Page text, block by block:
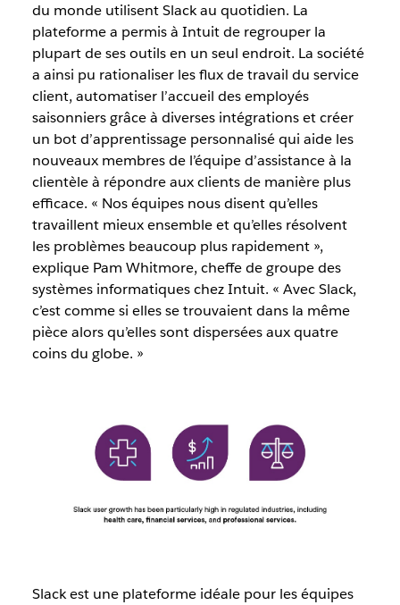
du monde utilisent Slack au quotidien. La
plateforme a permis à Intuit de regrouper la
plupart de ses outils en un seul endroit. La société
a ainsi pu rationaliser les flux de travail du service
client, automatiser l’accueil des employés
saisonniers grâce à diverses intégrations et créer
un bot d’apprentissage personnalisé qui aide les
nouveaux membres de l’équipe d’assistance à la
clientèle à répondre aux clients de manière plus
efficace. « Nos équipes nous disent qu’elles
travaillent mieux ensemble et qu’elles résolvent
les problèmes beaucoup plus rapidement »,
explique Pam Whitmore, cheffe de groupe des
systèmes informatiques chez Intuit. « Avec Slack,
c’est comme si elles se trouvaient dans la même
pièce alors qu’elles sont dispersées aux quatre
coins du globe. »
Slack est une plateforme idéale pour les équipes